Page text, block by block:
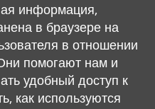
информация,
в браузере на
в отношении
помогают нам и
удобный доступ к
как используются